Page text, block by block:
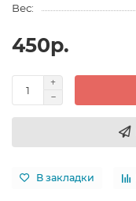
Вес:
450р.
В закладки